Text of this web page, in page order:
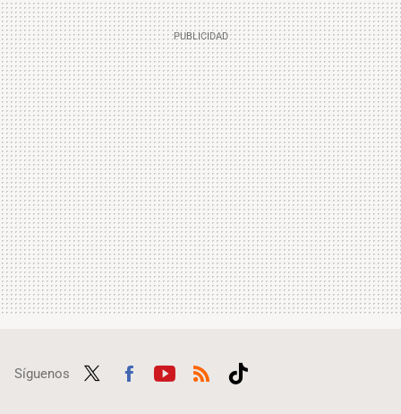
Síguenos